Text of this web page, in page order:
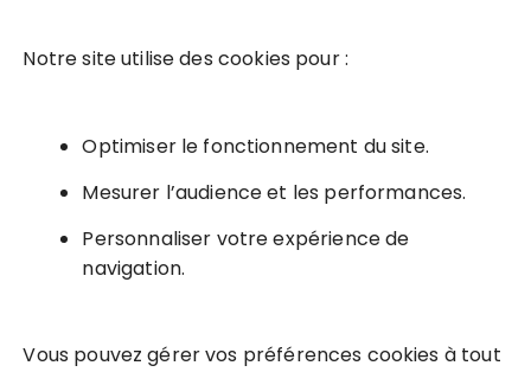
Notre site utilise des cookies pour :
Optimiser le fonctionnement du site.
Mesurer l’audience et les performances.
Personnaliser votre expérience de
navigation.
Vous pouvez gérer vos préférences cookies à tout